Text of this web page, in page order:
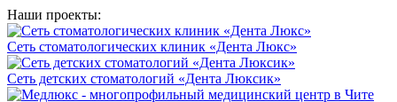
Наши проекты:
Сеть стоматологических клиник «Дента Люкс»
Сеть детских стоматологий «Дента Люксик»